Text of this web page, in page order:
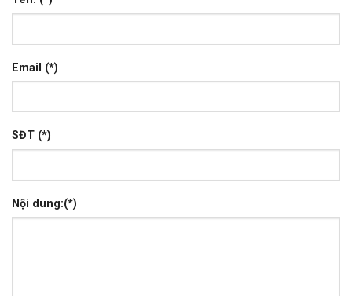
Email (*)
SĐT (*)
Nội dung:(*)